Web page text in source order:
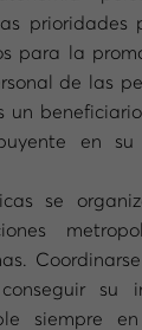
prioridades
para la
de las
un
en su
se
su
siempre